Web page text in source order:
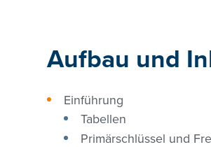
Aufbau und
Einführung
Tabellen
Primärschlüssel und